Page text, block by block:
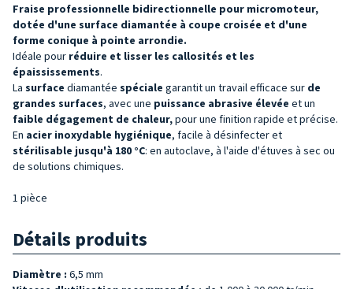
Fraise professionnelle bidirectionnelle pour micromoteur,
dotée d'une surface diamantée à coupe croisée et d'une
forme conique à pointe arrondie.
Idéale pour réduire et lisser les callosités et les
épaississements.
La surface diamantée spéciale garantit un travail efficace sur de
grandes surfaces, avec une puissance abrasive élevée et un
faible dégagement de chaleur,pour une finition rapide et précise.
En acier inoxydable hygiénique, facile à désinfecter et
stérilisable jusqu'à 180 °C: en autoclave, à l'aide d'étuves à sec ou
de solutions chimiques.
1 pièce
Détails produits
Diamètre : 6,5 mm